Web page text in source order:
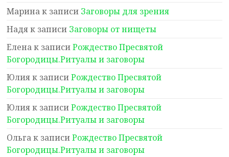
Маринак записи Заговоры для зрения
Надяк записи Заговоры от нищеты
Еленак записиРождество Пресвятой
Богородицы.Ритуалы и заговоры
Юлияк записиРождество Пресвятой
Богородицы.Ритуалы и заговоры
Юлияк записиРождество Пресвятой
Богородицы.Ритуалы и заговоры
Ольгак записиРождество Пресвятой
Богородицы.Ритуалы и заговоры